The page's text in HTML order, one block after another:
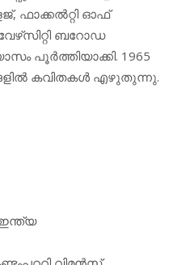
ഫാക്കല്‍റ്റി ഓഫ്
ബറോഡ
പൂര്‍ത്തിയാക്കി. 1965
കവിതകള്‍ എഴുതുന്നു.